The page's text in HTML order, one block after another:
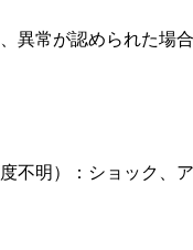
常が認められた場
明）：ショック、